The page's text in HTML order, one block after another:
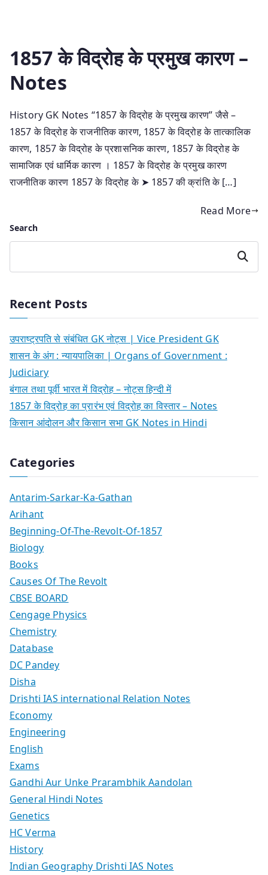
1857 के विद्रोह के प्रमुख कारण –
Notes
History GK Notes “1857 के विद्रोह के प्रमुख कारण” जैसे –
1857 के विद्रोह के राजनीतिक कारण, 1857 के विद्रोह के तात्कालिक
कारण, 1857 के विद्रोह के प्रशासनिक कारण, 1857 के विद्रोह के
सामाजिक एवं धार्मिक कारण । 1857 के विद्रोह के प्रमुख कारण
राजनीतिक कारण 1857 के विद्रोह के ➤ 1857 की क्रांति के […]
Read More
Search
Search
Recent Posts
उपराष्ट्रपति से संबंधित GK नोट्स | Vice President GK
शासन के अंग : न्यायपालिका | Organs of Government :
Judiciary
बंगाल तथा पूर्वी भारत में विद्रोह – नोट्स हिन्दी में
1857 के विद्रोह का प्रारंभ एवं विद्रोह का विस्तार – Notes
किसान आंदोलन और किसान सभा GK Notes in Hindi
Categories
Antarim-Sarkar-Ka-Gathan
Arihant
Beginning-Of-The-Revolt-Of-1857
Biology
Books
Causes Of The Revolt
CBSE BOARD
Cengage Physics
Chemistry
Database
DC Pandey
Disha
Drishti IAS international Relation Notes
Economy
Engineering
English
Exams
Gandhi Aur Unke Prarambhik Aandolan
General Hindi Notes
Genetics
HC Verma
History
Indian Geography Drishti IAS Notes